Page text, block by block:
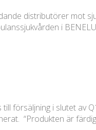
distributörer mot
i
försäljning i slutet av
“Produkten är